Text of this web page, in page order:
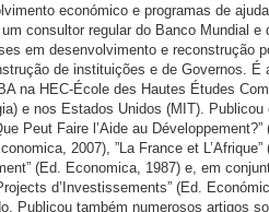
económico e programas de
consultor regular do Banco Mundial e
em desenvolvimento e reconstrução
de instituições e de Governos. É
na HEC-École des Hautes Études
e nos Estados Unidos (MIT). Publicou
Peut Faire l’Aide au
2007), ”La France et
(Ed. Economica, 1987) e, em
d’Investissements” (Ed.
Publicou também numerosos artigos